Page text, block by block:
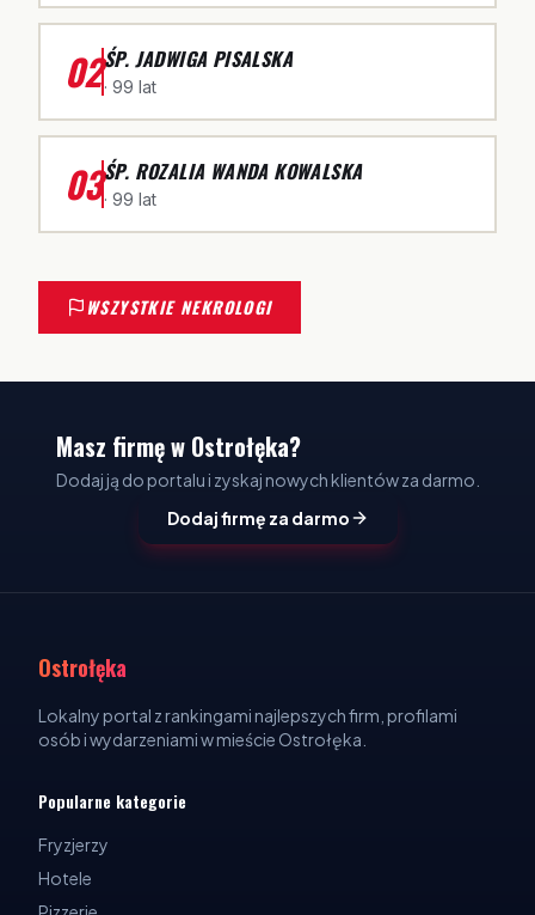
02ŚP. JADWIGA PISALSKA
· 99 lat
03ŚP. ROZALIA WANDA KOWALSKA
· 99 lat
WSZYSTKIE NEKROLOGI
Masz firmę w Ostrołęka?
Dodaj ją do portalu i zyskaj nowych klientów za darmo.
Dodaj firmę za darmo
Ostrołęka
Lokalny portal z rankingami najlepszych firm, profilami
osób i wydarzeniami w mieście Ostrołęka.
Popularne kategorie
Fryzjerzy
Hotele